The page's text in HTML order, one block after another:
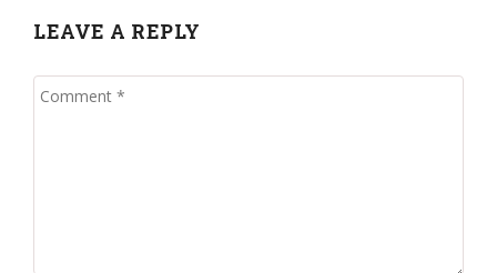
LEAVE A REPLY